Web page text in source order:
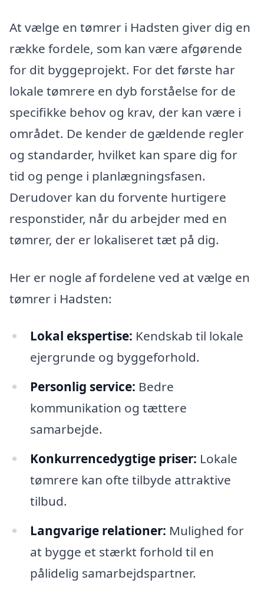
At vælge en tømrer i Hadsten giver dig en
række fordele, som kan være afgørende
for dit byggeprojekt. For det første har
lokale tømrere en dyb forståelse for de
specifikke behov og krav, der kan være i
området. De kender de gældende regler
og standarder, hvilket kan spare dig for
tid og penge i planlægningsfasen.
Derudover kan du forvente hurtigere
responstider, når du arbejder med en
tømrer, der er lokaliseret tæt på dig.
Her er nogle af fordelene ved at vælge en
tømrer i Hadsten:
Lokal ekspertise: Kendskab til lokale
ejergrunde og byggeforhold.
Personlig service: Bedre
kommunikation og tættere
samarbejde.
Konkurrencedygtige priser: Lokale
tømrere kan ofte tilbyde attraktive
tilbud.
Langvarige relationer: Mulighed for
at bygge et stærkt forhold til en
pålidelig samarbejdspartner.